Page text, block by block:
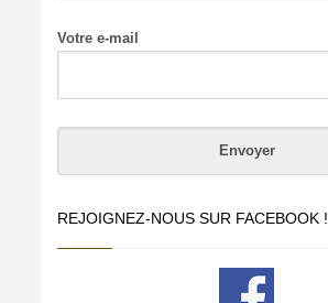
Votre e-mail
REJOIGNEZ-NOUS SUR FACEBOOK !